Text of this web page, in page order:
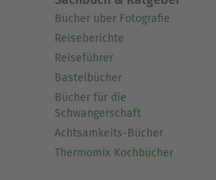
Bücher über Fotografie
Reiseberichte
Reiseführer
Bastelbücher
Bücher für die
Schwangerschaft
Achtsamkeits-Bücher
Thermomix Kochbücher